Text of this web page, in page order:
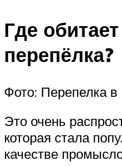
Где обитает
перепёлка?
Фото: Перепелка в
Это очень
которая стала
качестве